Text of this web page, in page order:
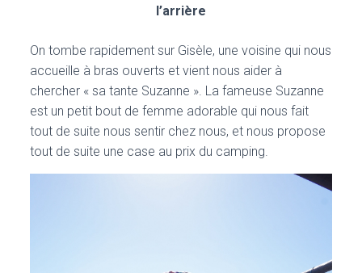
l’arrière
On tombe rapidement sur Gisèle, une voisine qui nous
accueille à bras ouverts et vient nous aider à
chercher « sa tante Suzanne ». La fameuse Suzanne
est un petit bout de femme adorable qui nous fait
tout de suite nous sentir chez nous, et nous propose
tout de suite une case au prix du camping.